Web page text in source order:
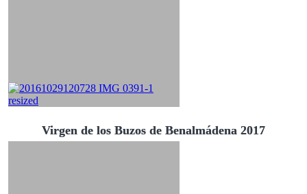
Virgen de los Buzos de Benalmádena 2017